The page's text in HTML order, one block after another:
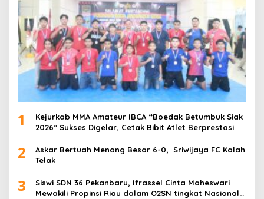
1
Kejurkab MMA Amateur IBCA “Boedak Betumbuk Siak
2026” Sukses Digelar, Cetak Bibit Atlet Berprestasi
2
Askar Bertuah Menang Besar 6-0, Sriwijaya FC Kalah
Telak
3
Siswi SDN 36 Pekanbaru, Ifrassel Cinta Maheswari
Mewakili Propinsi Riau dalam O2SN tingkat Nasional